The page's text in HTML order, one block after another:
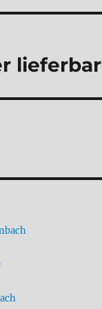
lieferbar